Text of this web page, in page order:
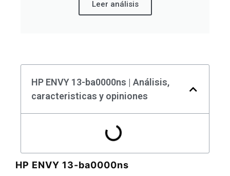
Leer análisis
HP ENVY 13-ba0000ns | Análisis,
caracteristicas y opiniones
HP ENVY 13-ba0000ns